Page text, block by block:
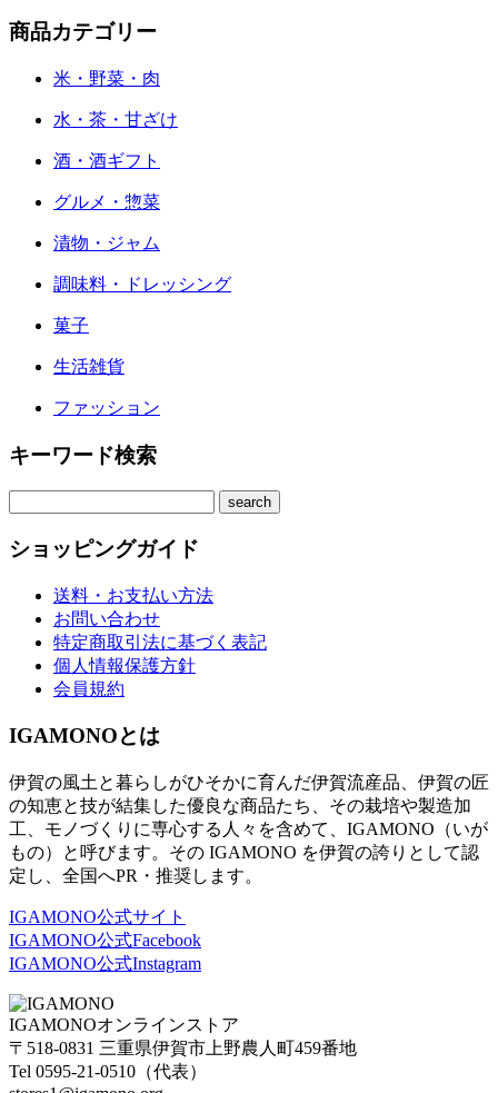
商品カテゴリー
米・野菜・肉
水・茶・甘ざけ
酒・酒ギフト
グルメ・惣菜
漬物・ジャム
調味料・ドレッシング
菓子
生活雑貨
ファッション
キーワード検索
ショッピングガイド
送料・お支払い方法
お問い合わせ
特定商取引法に基づく表記
個人情報保護方針
会員規約
IGAMONOとは
伊賀の風土と暮らしがひそかに育んだ伊賀流産品、伊賀の匠
の知恵と技が結集した優良な商品たち、その栽培や製造加
工、モノづくりに専心する人々を含めて、IGAMONO（いが
もの）と呼びます。その IGAMONO を伊賀の誇りとして認
定し、全国へPR・推奨します。
IGAMONO公式サイト
IGAMONO公式Facebook
IGAMONO公式Instagram
IGAMONOオンラインストア
〒 518-0831 三重県伊賀市上野農人町459番地
Tel 0595-21-0510 （代表）